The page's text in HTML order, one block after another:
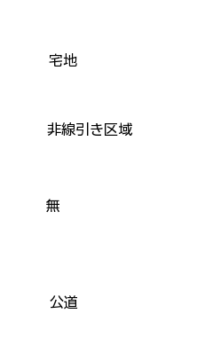
宅地
非線引き区域
無
公道